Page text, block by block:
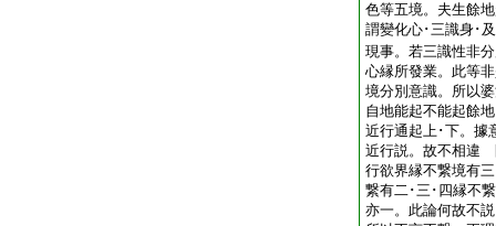
色等五境。夫生餘
謂變化心･三識身･
現事。若三識性非
心縁所發業。此等
境分別意識。所以
自地能起不能起餘
近行通起上･下。據
近行説。故不相違
行欲界縁不繋境有
繋有二･三･四縁不
亦一。此論何故不